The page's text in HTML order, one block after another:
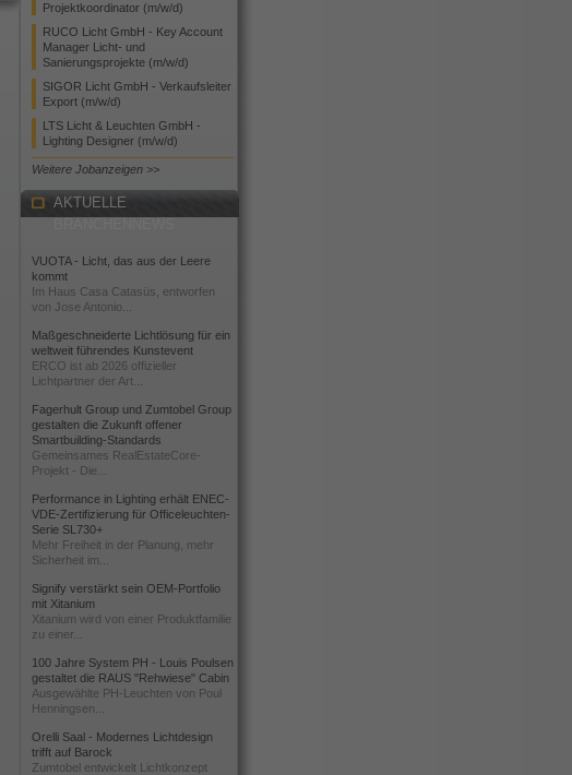
Projektkoordinator (m/w/d)
RUCO Licht GmbH - Key Account
Manager Licht- und
Sanierungsprojekte (m/w/d)
SIGOR Licht GmbH - Verkaufsleiter
Export (m/w/d)
LTS Licht & Leuchten GmbH -
Lighting Designer (m/w/d)
Weitere Jobanzeigen >>
AKTUELLE
VUOTA - Licht, das aus der Leere
kommt
Im Haus Casa Catasüs, entworfen
von Jose Antonio...
Maßgeschneiderte Lichtlösung für ein
weltweit führendes Kunstevent
ERCO ist ab 2026 offizieller
Lichtpartner der Art...
Fagerhult Group und Zumtobel Group
gestalten die Zukunft offener
Smartbuilding-Standards
Gemeinsames RealEstateCore-
Projekt - Die...
Performance in Lighting erhält ENEC-
VDE-Zertifizierung für Officeleuchten-
Serie SL730+
Mehr Freiheit in der Planung, mehr
Sicherheit im...
Signify verstärkt sein OEM-Portfolio
mit Xitanium
Xitanium wird von einer Produktfamilie
zu einer...
100 Jahre System PH - Louis Poulsen
gestaltet die RAUS "Rehwiese" Cabin
Ausgewählte PH-Leuchten von Poul
Henningsen...
Orelli Saal - Modernes Lichtdesign
trifft auf Barock
Zumtobel entwickelt Lichtkonzept